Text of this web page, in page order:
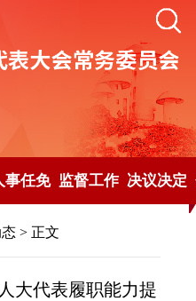
事任免 监督工作 决议决定
> 正文
大代表履职能力提